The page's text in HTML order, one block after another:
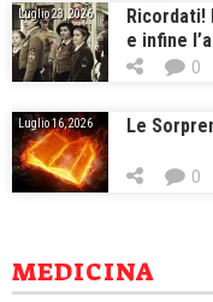
Luglio 23, 2026
e infine
0
Luglio 16, 2026 Le
0
MEDICINA